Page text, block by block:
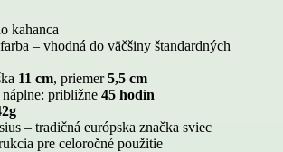
kahanca
– vhodná do väčšiny štandardných
11 cm, priemer5,5 cm
približne 45 hodín
– tradičná európska značka sviec
pre celoročné použitie